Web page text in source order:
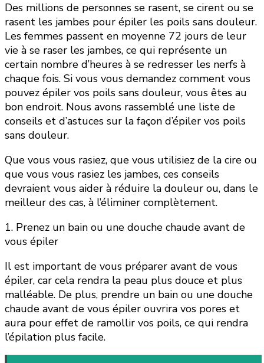
Des millions de personnes se rasent, se cirent ou se
rasent les jambes pour épiler les poils sans douleur.
Les femmes passent en moyenne 72 jours de leur
vie à se raser les jambes, ce qui représente un
certain nombre d’heures à se redresser les nerfs à
chaque fois. Si vous vous demandez comment vous
pouvez épiler vos poils sans douleur, vous êtes au
bon endroit. Nous avons rassemblé une liste de
conseils et d’astuces sur la façon d’épiler vos poils
sans douleur.
Que vous vous rasiez, que vous utilisiez de la cire ou
que vous vous rasiez les jambes, ces conseils
devraient vous aider à réduire la douleur ou, dans le
meilleur des cas, à l’éliminer complètement.
1. Prenez un bain ou une douche chaude avant de
vous épiler
Il est important de vous préparer avant de vous
épiler, car cela rendra la peau plus douce et plus
malléable. De plus, prendre un bain ou une douche
chaude avant de vous épiler ouvrira vos pores et
aura pour effet de ramollir vos poils, ce qui rendra
l’épilation plus facile.